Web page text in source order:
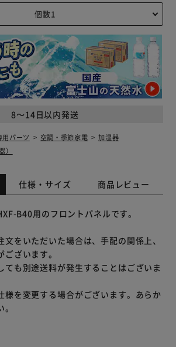
8～14日以内発送
用パーツ 空調・季節家電
加湿器
）
仕様・サイズ 商品レビュー
B40用のフロントパネルです。
をいただいた場合は、手配の関係上、
ざいます。
も別途送料が発生することはございま
を変更する場合がございます。あらか